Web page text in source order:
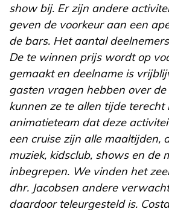
show bij. Er zijn andere
geven de voorkeur aan een
de bars. Het aantal
De te winnen prijs wordt op
gemaakt en deelname is
gasten vragen hebben over
kunnen ze te allen tijde terecht
animatieteam dat deze
een cruise zijn alle maaltijden,
muziek, kidsclub, shows en de
inbegrepen. We vinden het
dhr. Jacobsen andere
daardoor teleurgesteld is.